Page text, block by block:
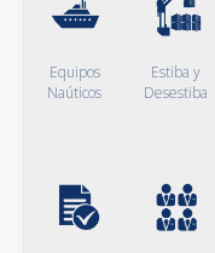
Equipos
Naúticos
Estiba y
Desestiba